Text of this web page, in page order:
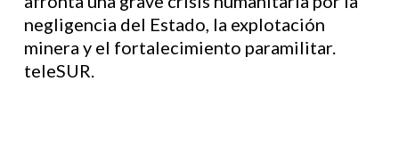
negligencia del Estado, la explotación
minera y el fortalecimiento paramilitar.
teleSUR.